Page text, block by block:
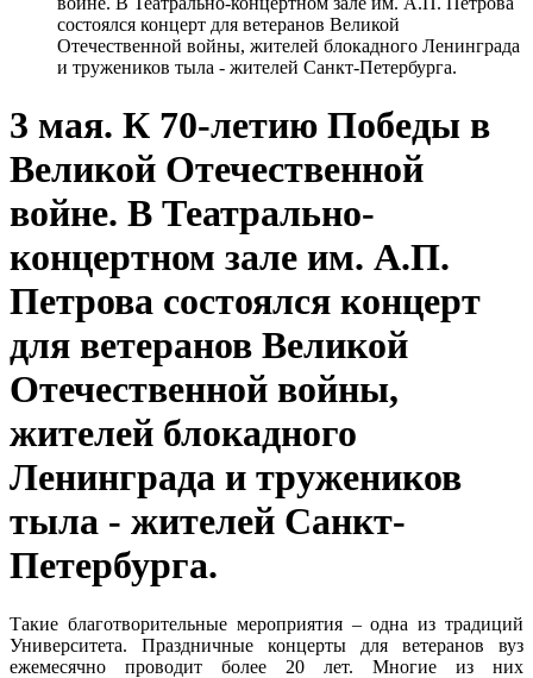
состоялся концерт для ветеранов Великой
Отечественной войны, жителей блокадного Ленинграда
и тружеников тыла - жителей Санкт-Петербурга.
3 мая. К 70-летию Победы в
Великой Отечественной
войне. В Театрально-
концертном зале им. А.П.
Петрова состоялся концерт
для ветеранов Великой
Отечественной войны,
жителей блокадного
Ленинграда и тружеников
тыла - жителей Санкт-
Петербурга.
Такие благотворительные мероприятия – одна из традиций
Университета. Праздничные концерты для ветеранов вуз
ежемесячно проводит более 20 лет. Многие из них